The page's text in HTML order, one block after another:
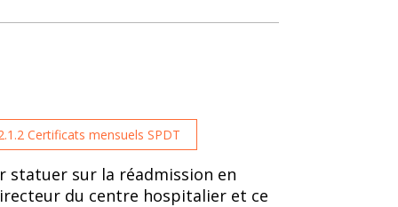
Certificats mensuels SPDT
statuer sur la réadmission en
du centre hospitalier et ce